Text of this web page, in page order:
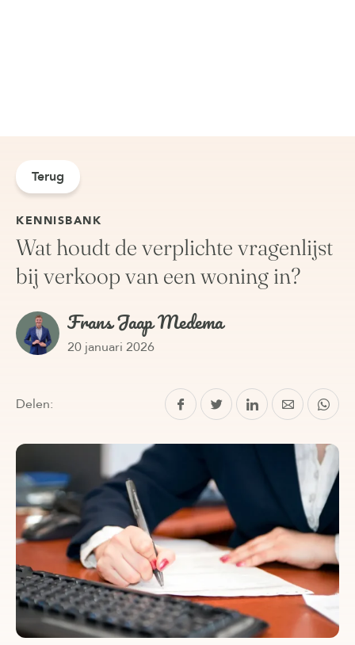
Terug
KENNISBANK
Wat houdt de verplichte vragenlijst
bij verkoop van een woning in?
Frans Jaap Medema
20 januari 2026
Delen: